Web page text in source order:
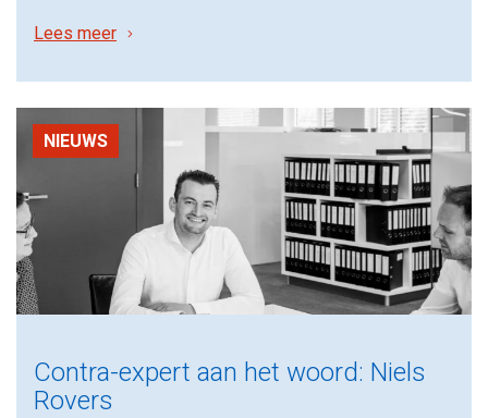
Lees meer
NIEUWS
Contra-expert aan het woord: Niels
Rovers